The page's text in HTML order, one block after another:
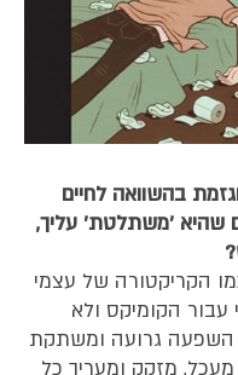
בהשוואה לחיים
שהיא 'משתלטת' עליך,
הקריקטורה של עצמי
הקומיקס ולא
השפעה גרועה ומשתקת
מעכל, מזקק ומעריך כל